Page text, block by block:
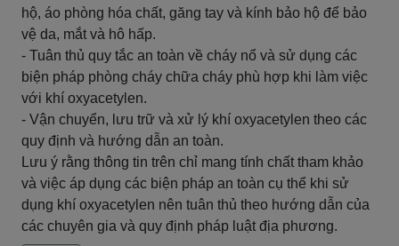
hộ, áo phòng hóa chất, găng tay và kính bảo hộ để bảo
vệ da, mắt và hô hấp.
- Tuân thủ quy tắc an toàn về cháy nổ và sử dụng các
biện pháp phòng cháy chữa cháy phù hợp khi làm việc
với khí oxyacetylen.
- Vận chuyển, lưu trữ và xử lý khí oxyacetylen theo các
quy định và hướng dẫn an toàn.
Lưu ý rằng thông tin trên chỉ mang tính chất tham khảo
và việc áp dụng các biện pháp an toàn cụ thể khi sử
dụng khí oxyacetylen nên tuân thủ theo hướng dẫn của
các chuyên gia và quy định pháp luật địa phương.